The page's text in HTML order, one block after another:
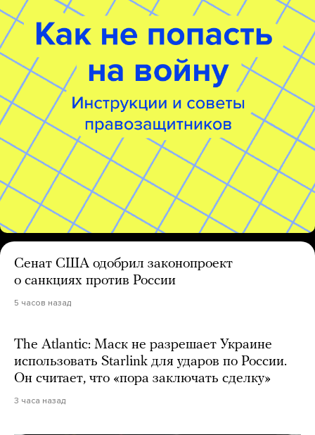
Сенат США одобрил законопроект
о санкциях против России
5 часов назад
The Atlantic: Маск не разрешает Украине
использовать Starlink для ударов по России.
Он считает, что «пора заключать сделку»
3 часа назад